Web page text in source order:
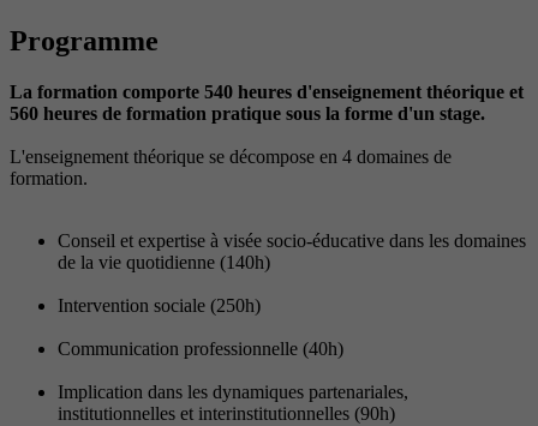
Programme
La formation comporte 540 heures d'enseignement théorique et
560 heures de formation pratique sous la forme d'un stage.
L'enseignement théorique se décompose en 4 domaines de
formation.
Conseil et expertise à visée socio-éducative dans les domaines
de la vie quotidienne (140h)
Intervention sociale (250h)
Communication professionnelle (40h)
Implication dans les dynamiques partenariales,
institutionnelles et interinstitutionnelles (90h)